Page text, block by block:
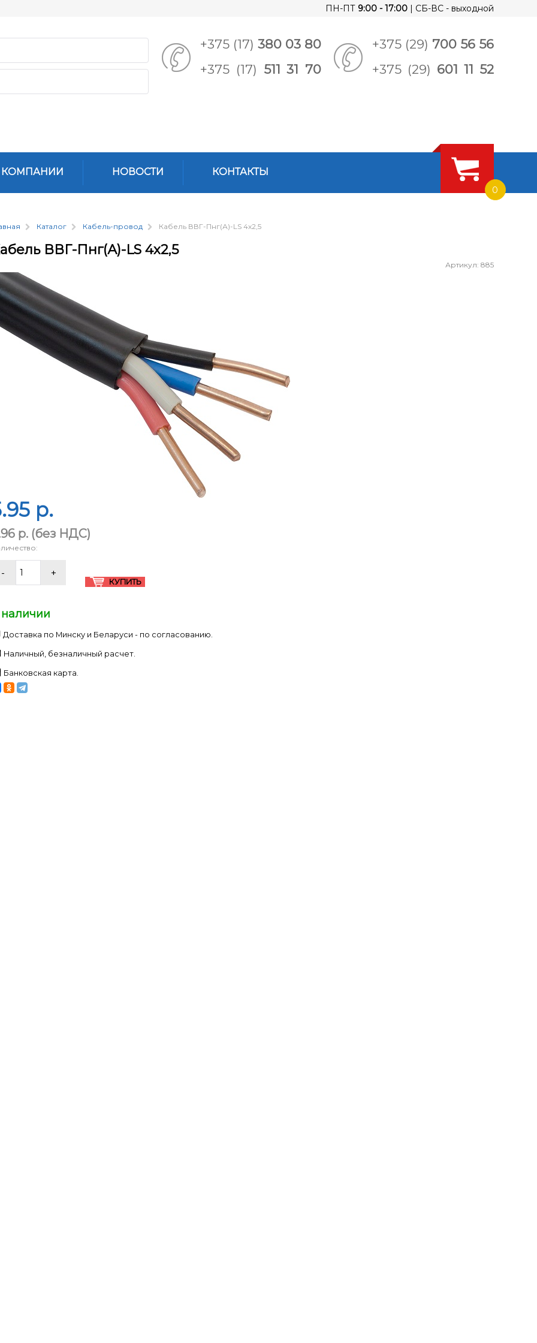
ПН-ПТ 9:00 - 17:00 | СБ-ВС - выходной
+375 (17) 380 03 80
+375 (17) 511 31 70
+375 (29) 700 56 56
+375 (29) 601 11 52
НОВОСТИ КОНТАКТЫ
0
Каталог Кабель-провод Кабель ВВГ-Пнг(А)-LS 4х2,5
ВВГ-Пнг(А)-LS 4х2,5
Артикул: 885
p.
p. (без НДС)
Доставка по Минску и Беларуси - по согласованию.
Наличный, безналичный расчет.
Банковская карта.